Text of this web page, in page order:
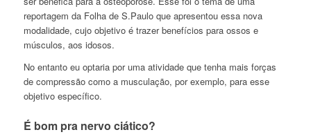
reportagem da Folha de S.Paulo que apresentou essa nova
modalidade, cujo objetivo é trazer benefícios para ossos e
músculos, aos idosos.
No entanto eu optaria por uma atividade que tenha mais forças
de compressão como a musculação, por exemplo, para esse
objetivo específico.
É bom pra nervo ciático?